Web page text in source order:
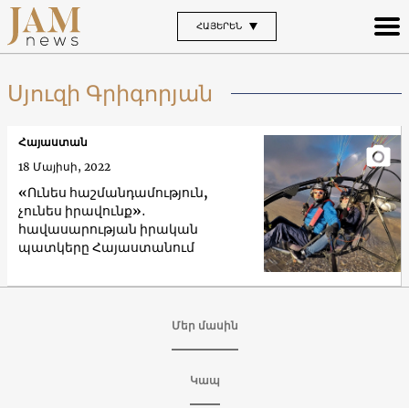
ՀԱՅԵՐԵՆ
Սյուզի Գրիգորյան
«Ունես հաշմանդամություն,
չունես իրավունք»․
հավասարության իրական
պատկերը Հայաստանում
Հայաստան
18 Մայիսի, 2022
Մեր մասին
Կապ